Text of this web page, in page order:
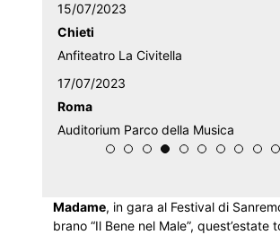
15/07/2023
Chieti
Anfiteatro La Civitella
17/07/2023
Roma
Auditorium Parco della Musica
Madame, in gara al Festival di
brano “Il Bene nel Male”, quest’estate